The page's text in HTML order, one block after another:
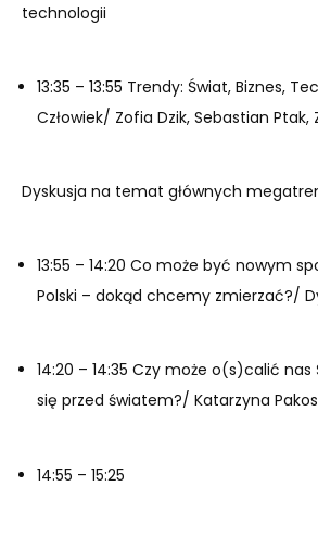
technologii
13:35 – 13:55 Trendy: Świat, Biznes,
Człowiek/ Zofia Dzik, Sebastian Ptak,
Dyskusja na temat głównych
13:55 – 14:20 Co może być nowym
Polski – dokąd chcemy zmierzać?/
14:20 – 14:35 Czy może o(s)calić
się przed światem?/ Katarzyna
14:55 – 15:25